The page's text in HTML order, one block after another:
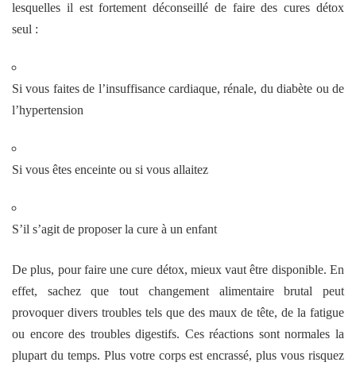
lesquelles il est fortement déconseillé de faire des cures détox
seul :
Si vous faites de l’insuffisance cardiaque, rénale, du diabète ou de
l’hypertension
Si vous êtes enceinte ou si vous allaitez
S’il s’agit de proposer la cure à un enfant
De plus, pour faire une cure détox, mieux vaut être disponible. En
effet, sachez que tout changement alimentaire brutal peut
provoquer divers troubles tels que des maux de tête, de la fatigue
ou encore des troubles digestifs. Ces réactions sont normales la
plupart du temps. Plus votre corps est encrassé, plus vous risquez